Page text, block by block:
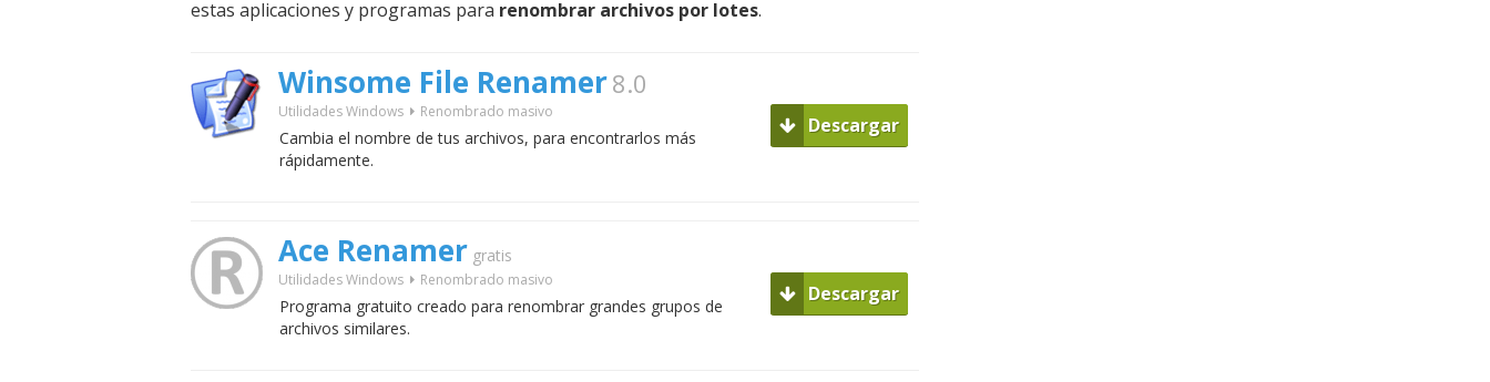
estas aplicaciones y programas para renombrar archivos por lotes.
Winsome File Renamer8.0
Utilidades Windows Renombrado masivo
Cambia el nombre de tus archivos, para encontrarlos más
rápidamente.
Descargar
Ace Renamer gratis
Utilidades Windows Renombrado masivo
Programa gratuito creado para renombrar grandes grupos de
archivos similares.
Descargar